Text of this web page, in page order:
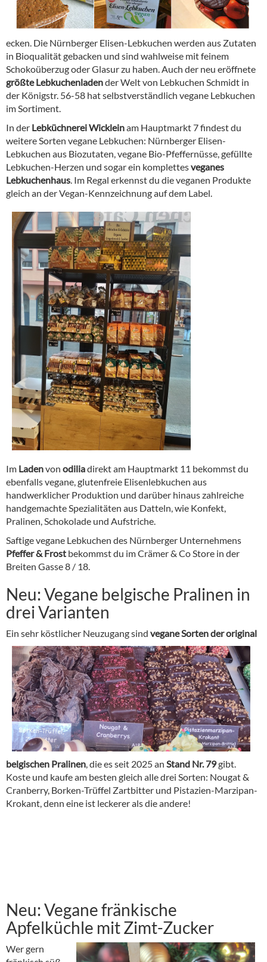
ecken. Die Nürnberger Elisen-Lebkuchen werden aus Zutaten
in Bioqualität gebacken und sind wahlweise mit feinem
Schokoüberzug oder Glasur zu haben. Auch der neu eröffnete
größte Lebkuchenladender Welt von Lebkuchen Schmidt in
der Königstr. 56-58 hat selbstverständlich vegane Lebkuchen
im Sortiment.
In der Lebküchnerei Wickleinam Hauptmarkt 7 findest du
weitere Sorten vegane Lebkuchen: Nürnberger Elisen-
Lebkuchen aus Biozutaten, vegane Bio-Pfeffernüsse, gefüllte
Lebkuchen-Herzen und sogar ein komplettesveganes
Lebkuchenhaus. Im Regal erkennst du die veganen Produkte
gleich an der Vegan-Kennzeichnung auf dem Label.
Im Ladenvon odiliadirekt am Hauptmarkt 11 bekommst du
ebenfalls vegane, glutenfreie Elisenlebkuchen aus
handwerklicher Produktion und darüber hinaus zahlreiche
handgemachte Spezialitäten aus Datteln, wie Konfekt,
Pralinen, Schokolade und Aufstriche.
Saftige vegane Lebkuchen des Nürnberger Unternehmens
Pfeffer & Frost bekommst du im Crämer & Co Store in der
Breiten Gasse 8 / 18.
Neu: Vegane belgische Pralinen in
drei Varianten
Ein sehr köstlicher Neuzugang sind vegane Sorten der original
belgischen Pralinen, die es seit 2025 an Stand Nr. 79gibt.
Koste und kaufe am besten gleich alle drei Sorten: Nougat &
Cranberry, Borken-Trüffel Zartbitter und Pistazien-Marzipan-
Krokant, denn eine ist leckerer als die andere!
Neu: Vegane fränkische
Apfelküchle mit Zimt-Zucker
Wer gern